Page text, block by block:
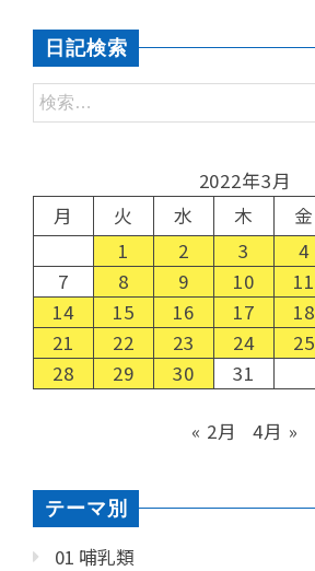
日記検索
2022年3月
月
火 水 木 金
1
2 3 4
7
8 9 10 11
14
15 16 17 18
21
22 23 24 25
28
29 30 31
« 2月 4月 »
テーマ別
01 哺乳類